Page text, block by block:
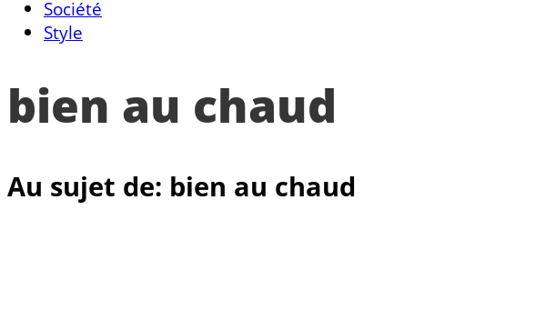
Société
Style
bien au chaud
Au sujet de: bien au chaud